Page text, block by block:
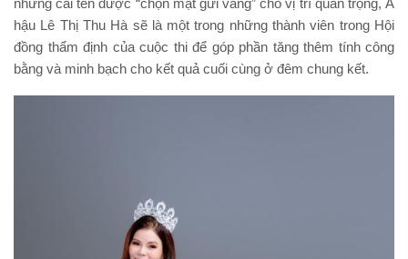
hậu Lê Thị Thu Hà sẽ là một trong những thành viên trong Hội
đồng thẩm định của cuộc thi để góp phần tăng thêm tính công
bằng và minh bạch cho kết quả cuối cùng ở đêm chung kết.